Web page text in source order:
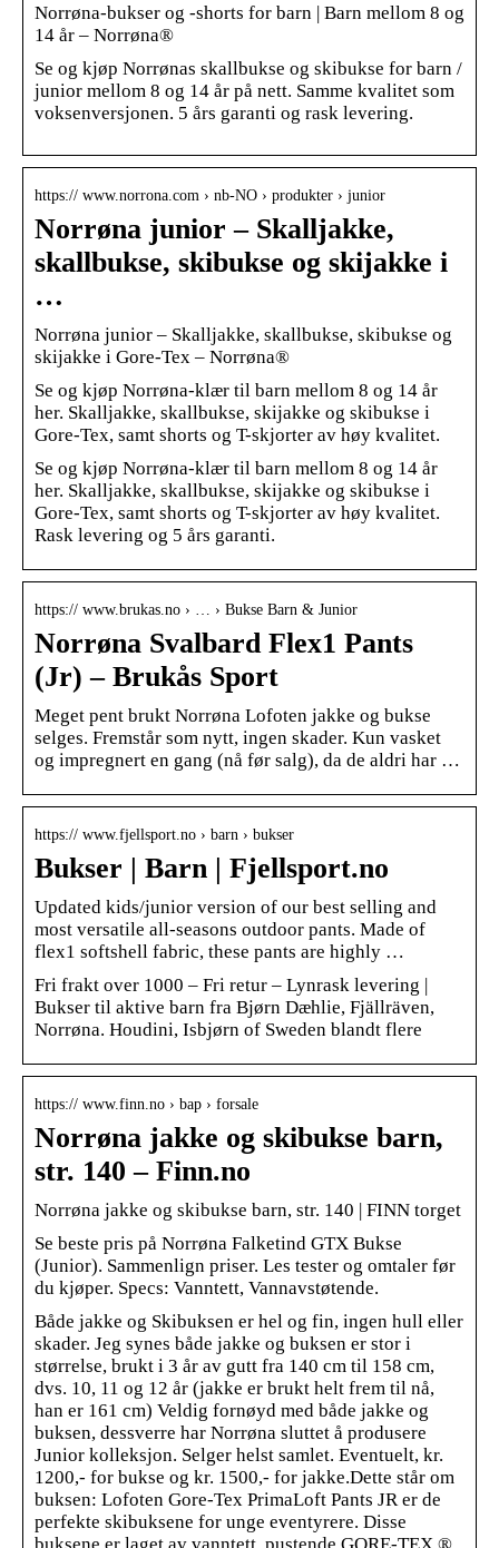
Norrøna-bukser og -shorts for barn | Barn mellom 8 og
14 år – Norrøna®
Se og kjøp Norrønas skallbukse og skibukse for barn /
junior mellom 8 og 14 år på nett. Samme kvalitet som
voksenversjonen. 5 års garanti og rask levering.
https:// www.norrona.com › nb-NO › produkter › junior
Norrøna junior – Skalljakke,
skallbukse, skibukse og skijakke i
…
Norrøna junior – Skalljakke, skallbukse, skibukse og
skijakke i Gore-Tex – Norrøna®
Se og kjøp Norrøna-klær til barn mellom 8 og 14 år
her. Skalljakke, skallbukse, skijakke og skibukse i
Gore-Tex, samt shorts og T-skjorter av høy kvalitet.
Se og kjøp Norrøna-klær til barn mellom 8 og 14 år
her. Skalljakke, skallbukse, skijakke og skibukse i
Gore-Tex, samt shorts og T-skjorter av høy kvalitet.
Rask levering og 5 års garanti.
https:// www.brukas.no › … › Bukse Barn & Junior
Norrøna Svalbard Flex1 Pants
(Jr) – Brukås Sport
Meget pent brukt Norrøna Lofoten jakke og bukse
selges. Fremstår som nytt, ingen skader. Kun vasket
og impregnert en gang (nå før salg), da de aldri har …
https:// www.fjellsport.no › barn › bukser
Bukser | Barn | Fjellsport.no
Updated kids/junior version of our best selling and
most versatile all-seasons outdoor pants. Made of
flex1 softshell fabric, these pants are highly …
Fri frakt over 1000 – Fri retur – Lynrask levering |
Bukser til aktive barn fra Bjørn Dæhlie, Fjällräven,
Norrøna. Houdini, Isbjørn of Sweden blandt flere
https:// www.finn.no › bap › forsale
Norrøna jakke og skibukse barn,
str. 140 – Finn.no
Norrøna jakke og skibukse barn, str. 140 | FINN torget
Se beste pris på Norrøna Falketind GTX Bukse
(Junior). Sammenlign priser. Les tester og omtaler før
du kjøper. Specs: Vanntett, Vannavstøtende.
Både jakke og Skibuksen er hel og fin, ingen hull eller
skader. Jeg synes både jakke og buksen er stor i
størrelse, brukt i 3 år av gutt fra 140 cm til 158 cm,
dvs. 10, 11 og 12 år (jakke er brukt helt frem til nå,
han er 161 cm) Veldig fornøyd med både jakke og
buksen, dessverre har Norrøna sluttet å produsere
Junior kolleksjon. Selger helst samlet. Eventuelt, kr.
1200,- for bukse og kr. 1500,- for jakke.Dette står om
buksen: Lofoten Gore-Tex PrimaLoft Pants JR er de
perfekte skibuksene for unge eventyrere. Disse
buksene er laget av vanntett, pustende GORE-TEX ®